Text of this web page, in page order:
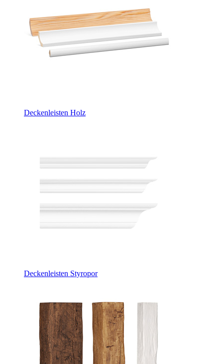
Deckenleisten Holz
Deckenleisten Styropor